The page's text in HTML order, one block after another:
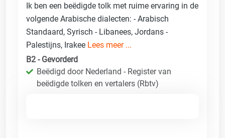
Ik ben een beëdigde tolk met ruime ervaring in de
volgende Arabische dialecten: - Arabisch
Standaard, Syrisch - Libanees, Jordans -
Palestijns, Irakee Lees meer ...
B2 - Gevorderd
Beëdigd door Nederland - Register van
beëdigde tolken en vertalers (Rbtv)